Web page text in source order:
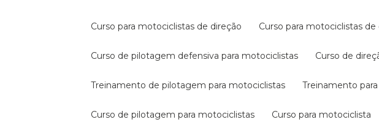
curso para motociclistas de direção curso para motociclistas
curso de pilotagem defensiva para motociclistas curso de
treinamento de pilotagem para motociclistas treinamento
curso de pilotagem para motociclistas curso para motociclista